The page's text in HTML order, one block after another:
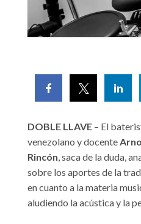
DOBLE LLAVE – El
venezolano y docente
Rincón, saca de la duda,
sobre los aportes de la
en cuanto a la materia
aludiendo la acústica y la